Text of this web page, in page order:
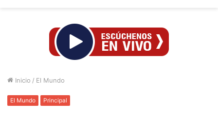
Inicio / El Mundo
El Mundo Principal